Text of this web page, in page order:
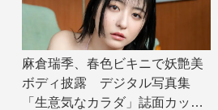
麻倉瑞季、春色ビキニで妖艶美
ボディ披露 デジタル写真集
「生意気なカラダ」誌面カット